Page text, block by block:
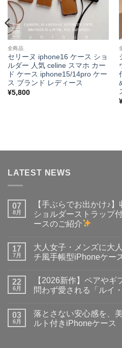
全商品
セリーヌ iphone16 ケース ショ
ルダー 人気 celine スマホ カー
ド ケース iphone15/14pro ケー
ス ブランド レディース
¥5,800
LATEST NEWS
07
8月
【手ぶらでお出かけ♪
ショルダーストラップ
ースのご紹介
ら
で
お
♪】
収
＆
デ
ザ
ン
ト
は
り
ま
17
7月
大人女子・メンズに大
チ風手帳型iPhoneケー
子・
メ
に
大
人
ト
は
あ
り
ま
22
6月
【2026新作】ペアやギ
問わず愛される「ルイ
作】
ペ
ア
ン
ト
は
03
6月
落とさない安心感を、
ルト付きiPhoneケース